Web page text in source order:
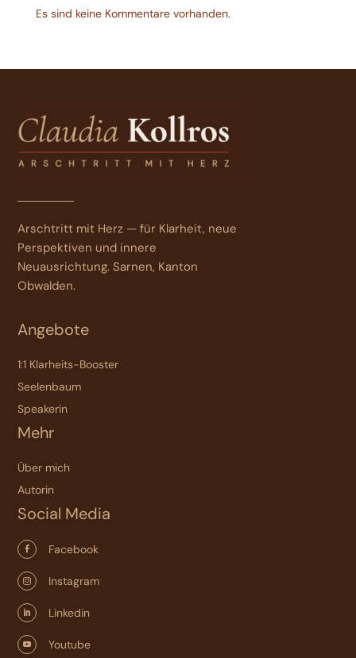
Es sind keine Kommentare vorhanden.
Arschtritt mit Herz — für Klarheit, neue
Perspektiven und innere
Neuausrichtung. Sarnen, Kanton
Obwalden.
Angebote
1:1 Klarheits-Booster
Seelenbaum
Speakerin
Mehr
Über mich
Autorin
Social Media
 Facebook
 Instagram
 Linkedin
 Youtube